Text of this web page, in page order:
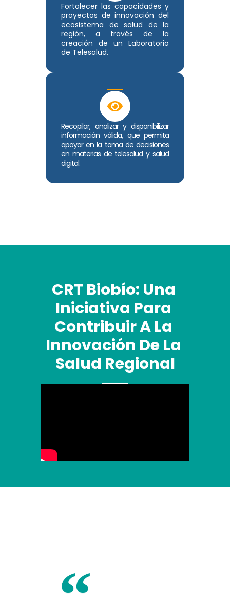
Fortalecer las capacidades y
proyectos de innovación del
ecosistema de salud de la
región, a través de la
creación de un Laboratorio
de Telesalud.
Recopilar, analizar y disponibilizar
información válida, que permita
apoyar en la toma de decisiones
en materias de telesalud y salud
digital.
CRT Biobío: Una
Iniciativa Para
Contribuir A La
Innovación De La
Salud Regional